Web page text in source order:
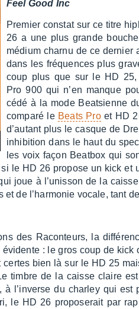
Feel Good Inc
Premier constat sur ce titre
26 a une plus grande
médium charnu de ce dernier
dans les fréquences plus
coup plus que sur le HD
Pro 900 qui n’en manque
cédé à la mode Beat­sienne
comparé le Beats Proet HD
d’au­tant plus le casque de
inhi­bi­tion dans le haut du
les voix façon Beat­box qui
le HD 26 propose un kick
joue à l’unis­son de la
et de l’har­mo­nie vocale, tant
des Racon­teurs, la
: le gros coup de kick
certes bien là sur le HD 25
timbre de la caisse claire
à l’in­verse du char­ley qui est
le HD 26 propo­se­rait par